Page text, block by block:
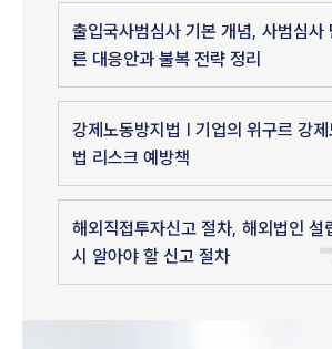
출입국사범심사 기본 개념, 사범심사
른 대응안과 불복 전략 정리
강제노동방지법 | 기업의 위구르 강제
법 리스크 예방책
해외직접투자신고 절차, 해외법인 설
시 알아야 할 신고 절차